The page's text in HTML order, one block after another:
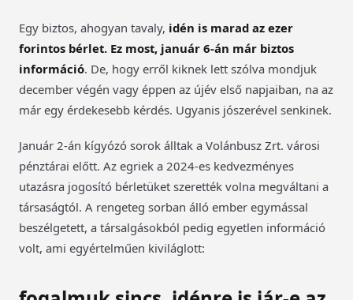
Egy biztos, ahogyan tavaly, idén is marad az ezer
forintos bérlet. Ez most, január 6-án már biztos
információ. De, hogy erről kiknek lett szólva mondjuk
december végén vagy éppen az újév első napjaiban, na az
már egy érdekesebb kérdés. Ugyanis jószerével senkinek.
Január 2-án kígyózó sorok álltak a Volánbusz Zrt. városi
pénztárai előtt. Az egriek a 2024-es kedvezményes
utazásra jogosító bérletüket szerették volna megváltani a
társaságtól. A rengeteg sorban álló ember egymással
beszélgetett, a társalgásokból pedig egyetlen információ
volt, ami egyértelműen kiviláglott: